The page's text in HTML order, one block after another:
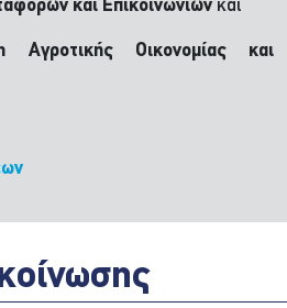
και Επικοινωνιών και
Αγροτικής Οικονομίας και